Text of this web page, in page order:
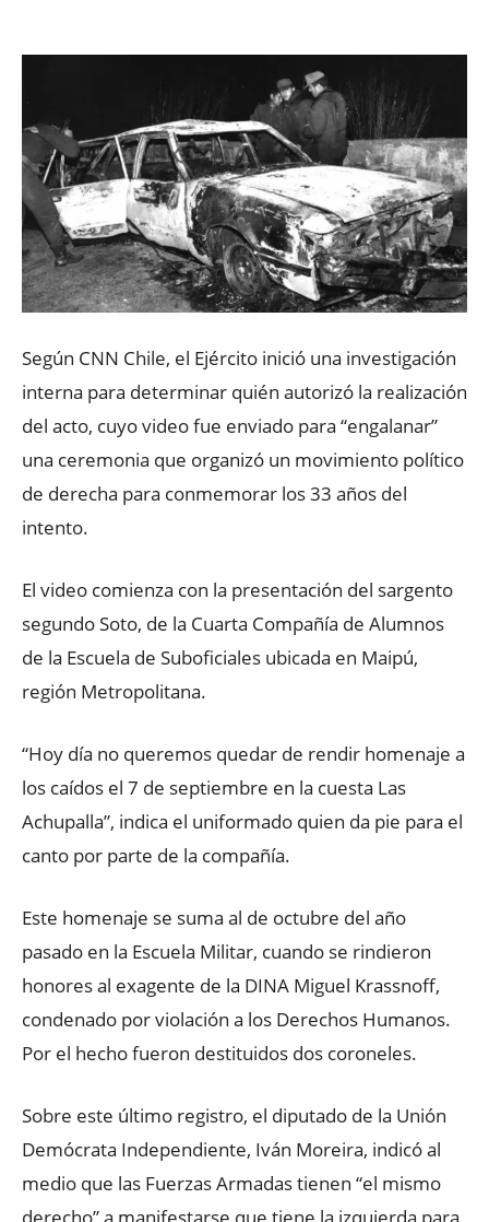
Según CNN Chile, el Ejército inició una investigación
interna para determinar quién autorizó la realización
del acto, cuyo video fue enviado para “engalanar”
una ceremonia que organizó un movimiento político
de derecha para conmemorar los 33 años del
intento.
El video comienza con la presentación del sargento
segundo Soto, de la Cuarta Compañía de Alumnos
de la Escuela de Suboficiales ubicada en Maipú,
región Metropolitana.
“Hoy día no queremos quedar de rendir homenaje a
los caídos el 7 de septiembre en la cuesta Las
Achupalla”, indica el uniformado quien da pie para el
canto por parte de la compañía.
Este homenaje se suma al de octubre del año
pasado en la Escuela Militar, cuando se rindieron
honores al exagente de la DINA Miguel Krassnoff,
condenado por violación a los Derechos Humanos.
Por el hecho fueron destituidos dos coroneles.
Sobre este último registro, el diputado de la Unión
Demócrata Independiente, Iván Moreira, indicó al
medio que las Fuerzas Armadas tienen “el mismo